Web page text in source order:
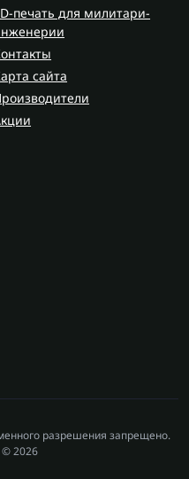
печать для милитари-
сайта
разрешения запрещено.
© 2026